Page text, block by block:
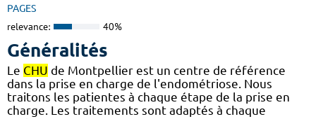
PAGES
relevance: 40%
Généralités
Le CHU de Montpellier est un centre de référence
dans la prise en charge de l'endométriose. Nous
traitons les patientes à chaque étape de la prise en
charge. Les traitements sont adaptés à chaque